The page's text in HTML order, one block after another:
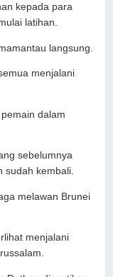
kepada para
latihan.
langsung.
menjalani
dalam
sebelumnya
sudah kembali.
melawan Brunei
menjalani